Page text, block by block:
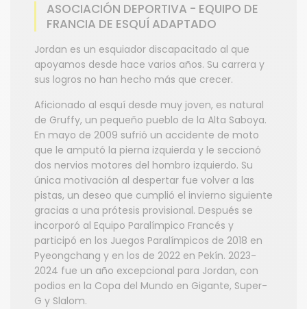
ASOCIACIÓN DEPORTIVA - EQUIPO DE
FRANCIA DE ESQUÍ ADAPTADO
Jordan es un esquiador discapacitado al que
apoyamos desde hace varios años. Su carrera y
sus logros no han hecho más que crecer.
Aficionado al esquí desde muy joven, es natural
de Gruffy, un pequeño pueblo de la Alta Saboya.
En mayo de 2009 sufrió un accidente de moto
que le amputó la pierna izquierda y le seccionó
dos nervios motores del hombro izquierdo. Su
única motivación al despertar fue volver a las
pistas, un deseo que cumplió el invierno siguiente
gracias a una prótesis provisional. Después se
incorporó al Equipo Paralímpico Francés y
participó en los Juegos Paralímpicos de 2018 en
Pyeongchang y en los de 2022 en Pekín. 2023-
2024 fue un año excepcional para Jordan, con
podios en la Copa del Mundo en Gigante, Super-
G y Slalom.